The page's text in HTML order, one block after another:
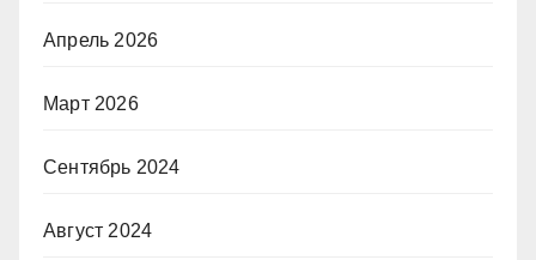
Апрель 2026
Март 2026
Сентябрь 2024
Август 2024